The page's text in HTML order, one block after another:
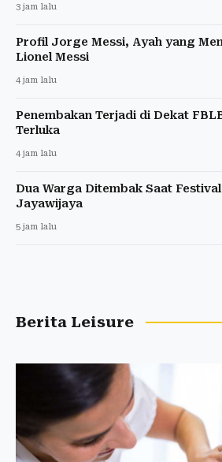
3 jam lalu
Profil Jorge Messi, Ayah yang
Lionel Messi
4 jam lalu
Penembakan Terjadi di Dekat
Terluka
4 jam lalu
Dua Warga Ditembak Saat
Jayawijaya
5 jam lalu
Berita Leisure